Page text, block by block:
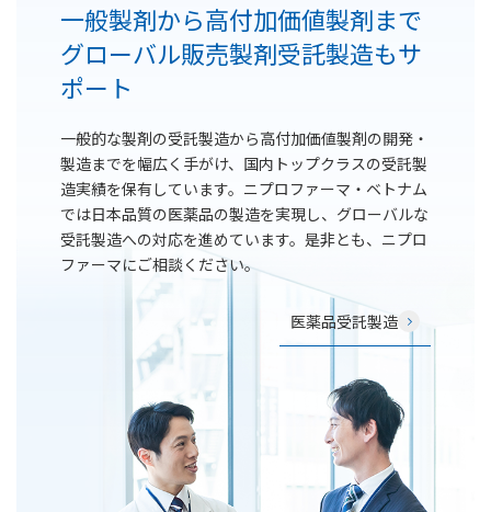
一般製剤から高付加価値製剤まで
グローバル販売製剤受託製造もサ
ポート
一般的な製剤の受託製造から高付加価値製剤の開発・
製造までを幅広く手がけ、国内トップクラスの受託製
造実績を保有しています。ニプロファーマ・ベトナム
では日本品質の医薬品の製造を実現し、グローバルな
受託製造への対応を進めています。是非とも、ニプロ
ファーマにご相談ください。
医薬品受託製造